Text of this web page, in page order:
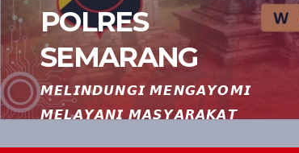
POLRES
SEMARANG
𝙈𝙀𝙇𝙄𝙉𝘿𝙐𝙉𝙂𝙄 𝙈𝙀𝙉𝙂𝘼𝙔𝙊𝙈𝙄
𝙈𝙀𝙇𝘼𝙔𝘼𝙉𝙄 𝙈𝘼𝙎𝙔𝘼𝙍𝘼𝙆𝘼𝙏